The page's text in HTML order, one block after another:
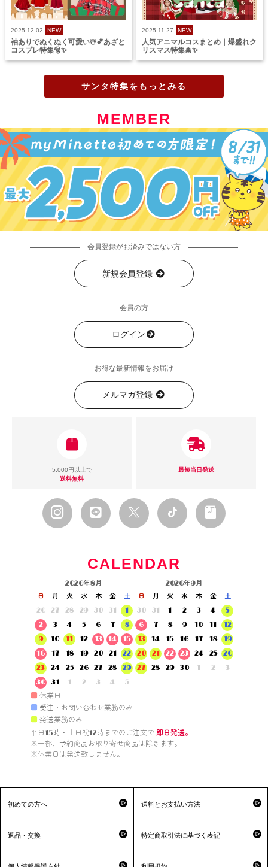
2025.12.02 NEW
袖ありでぬくぬく可愛い☃️💕あざと
コスプレ特集🎅✨
2025.11.27 NEW
人気アニマルコスまとめ｜爆盛れク
リスマス特集🎄✨
サンタ特集をもっとみる
MEMBER
会員登録がお済みではない方
新規会員登録
会員の方
ログイン
お得な最新情報をお届け
メルマガ登録
5,000円以上で
送料無料
最短当日発送
CALENDAR
2026年8月
日 月 火 水 木 金
土
26
27 28 29 30 31
1
2
3 4 5 6 7
8
9
10 11 12 13 14
15
16
17 18 19 20 21
22
23
24 25 26 27 28
29
30
31 1 2 3 4 5
2026年9月
日 月 火 水 木 金
土
30
31 1 2 3 4
5
6
7 8 9 10 11
12
13
14 15 16 17 18
19
20
21 22 23 24 25
26
27
28 29 30 1 2 3
■ 休業日
■ 受注・お問い合わせ業務のみ
■ 発送業務のみ
平日15時・土日祝12時までのご注文で 即日発送。
※一部、予約商品お取り寄せ商品は除きます。
※休業日は発送致しません。
初めての方へ 送料とお支払い方法
返品・交換 特定商取引法に基づく表記